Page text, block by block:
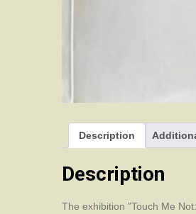
Description
Description
The exhibition ”Touch Me